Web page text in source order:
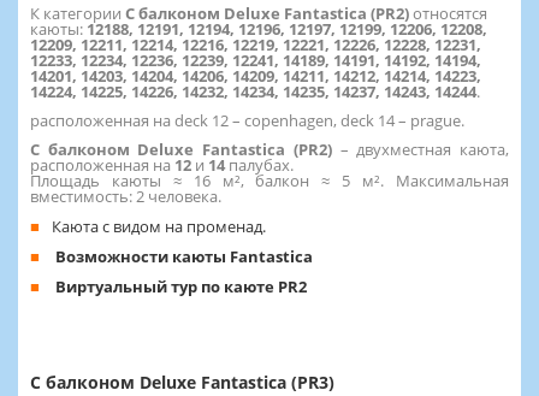
К категории С балконом Deluxe Fantastica (PR2)относятся
каюты: 12188, 12191, 12194, 12196, 12197, 12199, 12206, 12208,
12209, 12211, 12214, 12216, 12219, 12221, 12226, 12228, 12231,
12233, 12234, 12236, 12239, 12241, 14189, 14191, 14192, 14194,
14201, 14203, 14204, 14206, 14209, 14211, 14212, 14214, 14223,
14224, 14225, 14226, 14232, 14234, 14235, 14237, 14243, 14244.
расположенная на deck 12 – copenhagen, deck 14 – prague.
С балконом Deluxe Fantastica (PR2)– двухместная каюта,
расположенная на 12 и 14палубах.
Площадь каюты ≈ 16 м², балкон ≈ 5 м². Максимальная
вместимость: 2 человека.
Каюта с видом на променад.
Возможности каюты Fantastica
Виртуальный тур по каюте PR2
С балконом Deluxe Fantastica (PR3)